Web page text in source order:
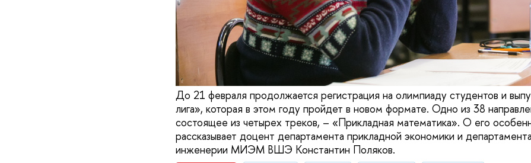
До 21 февраля продолжается регистрация на олимпиаду студентов и
лига», которая в этом году пройдет в новом формате. Одно из 38
состоящее из четырех треков, – «Прикладная математика». О его
рассказывает доцент департамента прикладной экономики и
инженерии МИЭМ ВШЭ Константин Поляков.